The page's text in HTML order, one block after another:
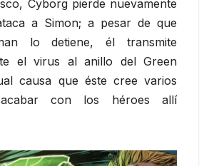
Cyborg pierde nuevamente
a Simon; a pesar de que
lo detiene, él transmite
el virus al anillo del Green
causa que éste cree varios
con los héroes allí